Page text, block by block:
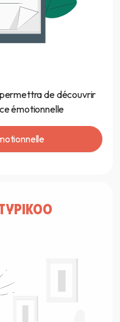
de découvrir
émotionnelle